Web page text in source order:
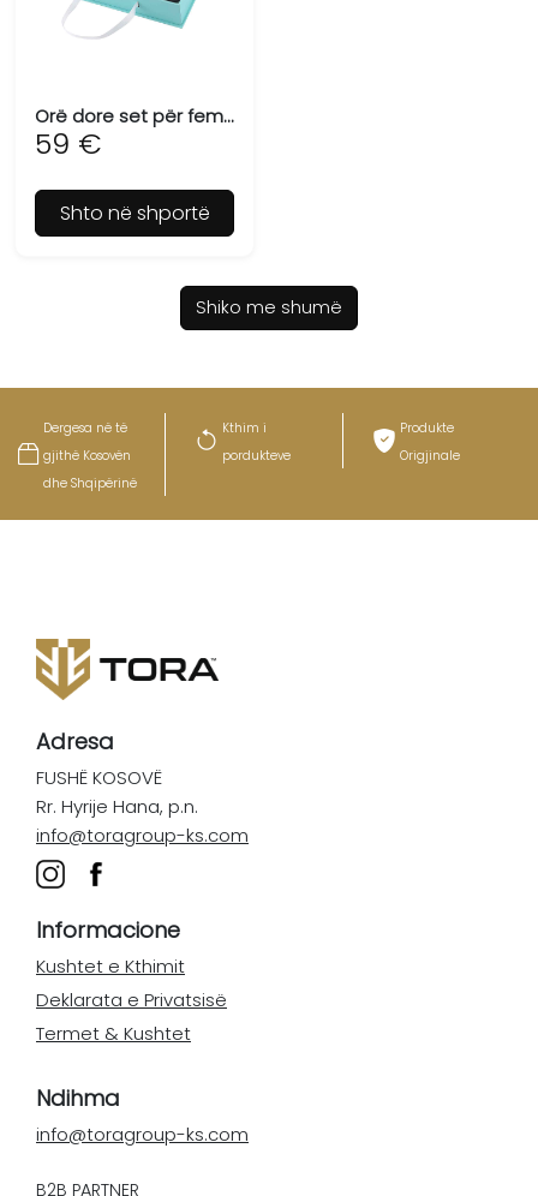
Orë dore set për femra DANIEL KLEIN DK.1.13773-2
59 €
Shto në shportë
Shiko me shumë
Dergesa në të
gjithë Kosovën
dhe Shqipërinë
Kthim i
pordukteve
Produkte
Origjinale
Adresa
FUSHË KOSOVË
Rr. Hyrije Hana, p.n.
info@toragroup-ks.com
Informacione
Kushtet e Kthimit
Deklarata e Privatsisë
Termet & Kushtet
Ndihma
info@toragroup-ks.com
B2B PARTNER